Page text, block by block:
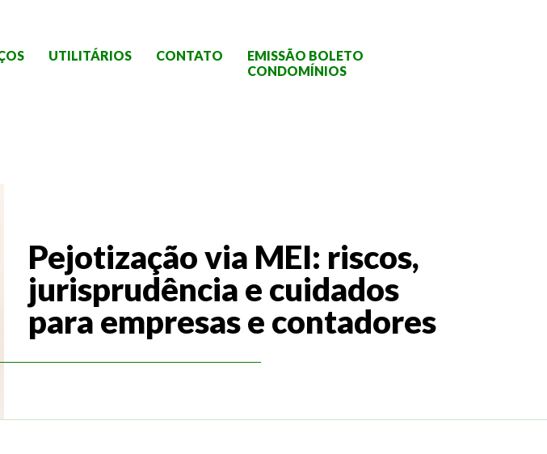
UTILITÁRIOS CONTATO
EMISSÃO BOLETO
CONDOMÍNIOS
Pejotização via MEI: riscos,
jurisprudência e cuidados
para empresas e contadores